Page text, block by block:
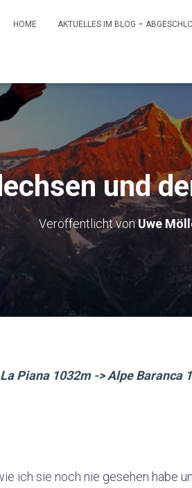
HOME AKTUELLES IM BLOG –
und
Veröffentlicht vonUwe
Piana 1032m -> Alpe Baranca
ich sie noch nie gesehen habe